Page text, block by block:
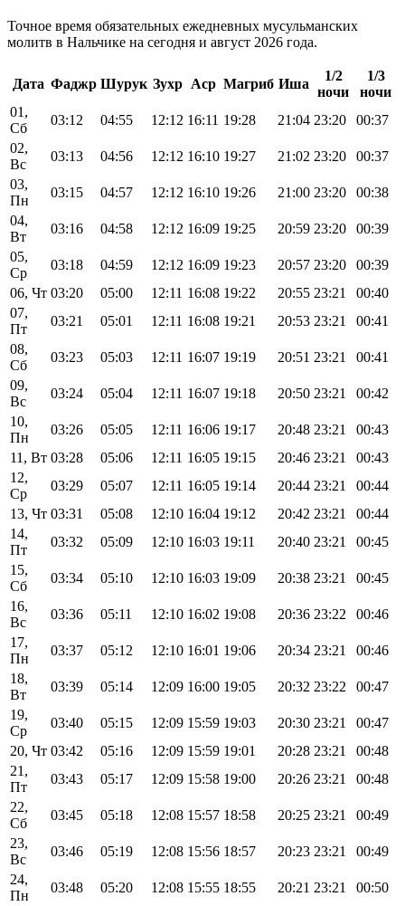
Точное время обязательных ежедневных мусульманских
молитв в Нальчике на сегодня и август 2026 года.
Дата Фаджр Шурук Зухр Аср Магриб Иша
1/2
ночи
1/3
ночи
01,
Сб
03:12 04:55 12:12 16:11 19:28 21:04 23:20
00:37
02,
Вс
03:13 04:56 12:12 16:10 19:27 21:02 23:20
00:37
03,
Пн
03:15 04:57 12:12 16:10 19:26 21:00 23:20
00:38
04,
Вт
03:16 04:58 12:12 16:09 19:25 20:59 23:20
00:39
05,
Ср
03:18 04:59 12:12 16:09 19:23 20:57 23:20
00:39
06, Чт 03:20 05:00 12:11 16:08 19:22 20:55 23:21
00:40
07,
Пт
03:21 05:01 12:11 16:08 19:21 20:53 23:21
00:41
08,
Сб
03:23 05:03 12:11 16:07 19:19 20:51 23:21
00:41
09,
Вс
03:24 05:04 12:11 16:07 19:18 20:50 23:21
00:42
10,
Пн
03:26 05:05 12:11 16:06 19:17 20:48 23:21
00:43
11, Вт 03:28 05:06 12:11 16:05 19:15 20:46 23:21
00:43
12,
Ср
03:29 05:07 12:11 16:05 19:14 20:44 23:21
00:44
13, Чт 03:31 05:08 12:10 16:04 19:12 20:42 23:21
00:44
14,
Пт
03:32 05:09 12:10 16:03 19:11 20:40 23:21
00:45
15,
Сб
03:34 05:10 12:10 16:03 19:09 20:38 23:21
00:45
16,
Вс
03:36 05:11 12:10 16:02 19:08 20:36 23:22
00:46
17,
Пн
03:37 05:12 12:10 16:01 19:06 20:34 23:21
00:46
18,
Вт
03:39 05:14 12:09 16:00 19:05 20:32 23:22
00:47
19,
Ср
03:40 05:15 12:09 15:59 19:03 20:30 23:21
00:47
20, Чт 03:42 05:16 12:09 15:59 19:01 20:28 23:21
00:48
21,
Пт
03:43 05:17 12:09 15:58 19:00 20:26 23:21
00:48
22,
Сб
03:45 05:18 12:08 15:57 18:58 20:25 23:21
00:49
23,
Вс
03:46 05:19 12:08 15:56 18:57 20:23 23:21
00:49
24,
Пн
03:48 05:20 12:08 15:55 18:55 20:21 23:21
00:50